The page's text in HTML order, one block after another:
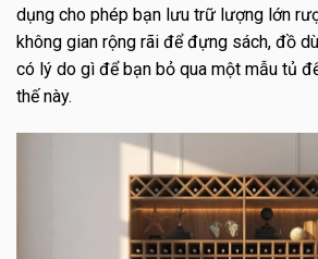
dụng cho phép bạn lưu trữ lượng lớn
không gian rộng rãi để đựng sách, đồ
có lý do gì để bạn bỏ qua một mẫu tủ
thế này.